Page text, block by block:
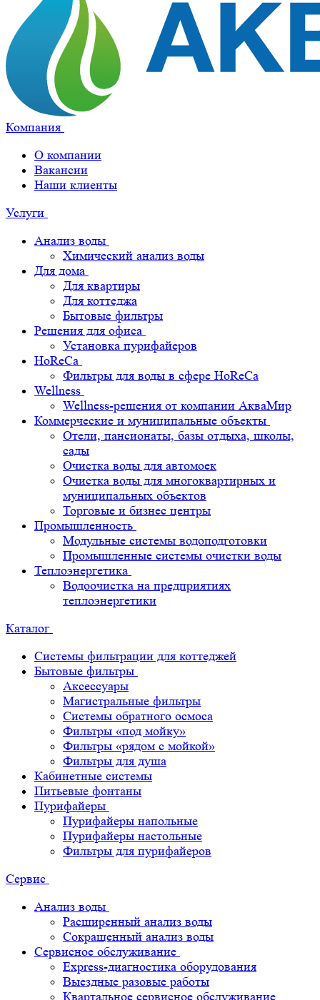
Компания
О компании
Вакансии
Наши клиенты
Услуги
Анализ воды
Химический анализ воды
Для дома
Для квартиры
Для коттеджа
Бытовые фильтры
Решения для офиса
Установка пурифайеров
HoReCa
Фильтры для воды в сфере HoReCa
Wellness
Wellness-решения от компании АкваМир
Коммерческие и муниципальные объекты
Отели, пансионаты, базы отдыха, школы,
сады
Очистка воды для автомоек
Очистка воды для многоквартирных и
муниципальных объектов
Торговые и бизнес центры
Промышленность
Модульные системы водоподготовки
Промышленные системы очистки воды
Теплоэнергетика
Водоочистка на предприятиях
теплоэнергетики
Каталог
Системы фильтрации для коттеджей
Бытовые фильтры
Аксессуары
Магистральные фильтры
Системы обратного осмоса
Фильтры «под мойку»
Фильтры «рядом с мойкой»
Фильтры для душа
Кабинетные системы
Питьевые фонтаны
Пурифайеры
Пурифайеры напольные
Пурифайеры настольные
Фильтры для пурифайеров
Сервис
Анализ воды
Расширенный анализ воды
Сокращенный анализ воды
Сервисное обслуживание
Express-диагностика оборудования
Выездные разовые работы
Квартальное сервисное обслуживание